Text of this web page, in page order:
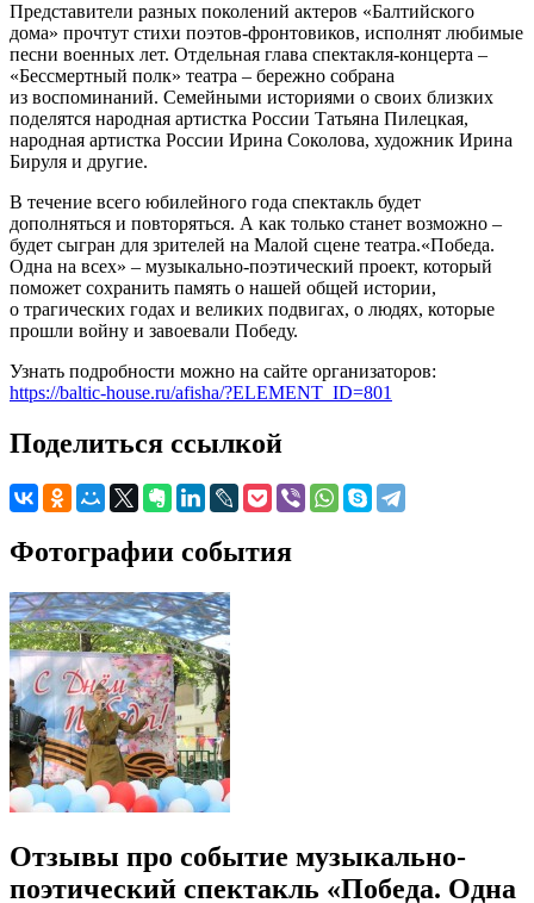
Представители разных поколений актеров «Балтийского
дома» прочтут стихи поэтов-фронтовиков, исполнят любимые
песни военных лет. Отдельная глава спектакля-концерта –
«Бессмертный полк» театра – бережно собрана
из воспоминаний. Семейными историями о своих близких
поделятся народная артистка России Татьяна Пилецкая,
народная артистка России Ирина Соколова, художник Ирина
Бируля и другие.
В течение всего юбилейного года спектакль будет
дополняться и повторяться. А как только станет возможно –
будет сыгран для зрителей на Малой сцене театра.«Победа.
Одна на всех» – музыкально-поэтический проект, который
поможет сохранить память о нашей общей истории,
о трагических годах и великих подвигах, о людях, которые
прошли войну и завоевали Победу.
Узнать подробности можно на сайте организаторов:
https://baltic-house.ru/afisha/?ELEMENT_ID=801
Поделиться ссылкой
Фотографии события
Отзывы про событие музыкально-
поэтический спектакль «Победа. Одна